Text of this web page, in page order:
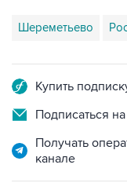
Шереметьево
Купить
Подписаться
Получать
канале